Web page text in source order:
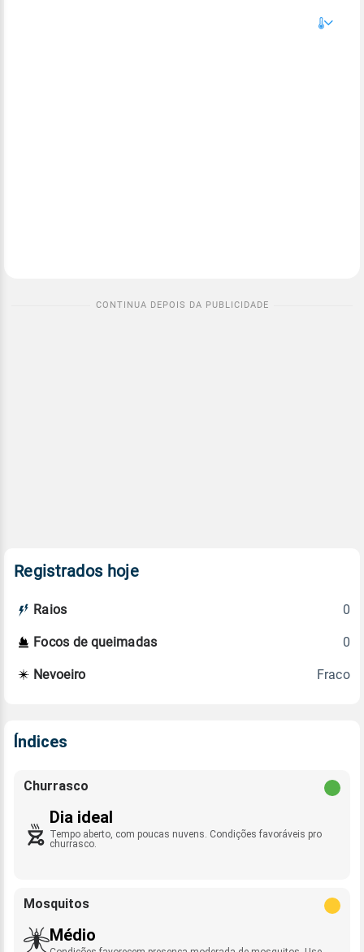
Registrados hoje
Raios 0
Focos de queimadas 0
Nevoeiro Fraco
Índices
Churrasco
Dia ideal
Tempo aberto, com poucas nuvens. Condições favoráveis pro
churrasco.
Mosquitos
Médio